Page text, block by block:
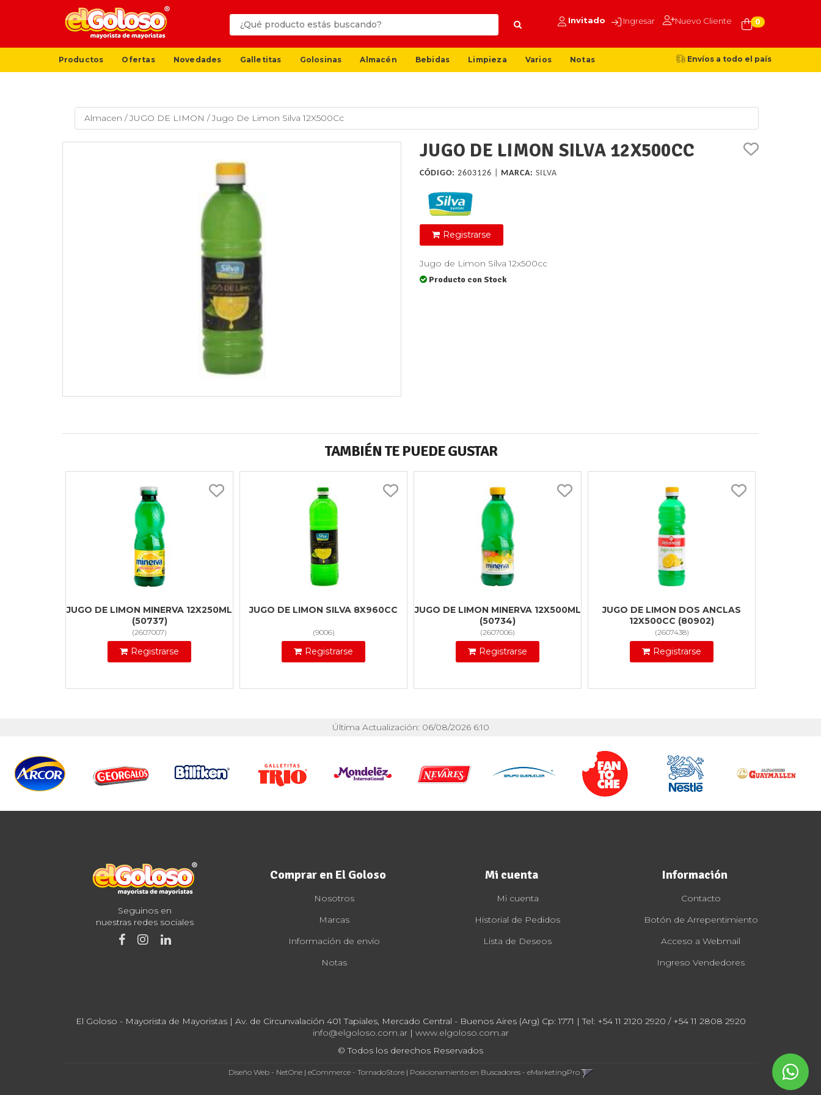
Invitado Ingresar Nuevo Cliente 0
Productos Ofertas Novedades Galletitas Golosinas Almacén Bebidas Limpieza Varios Notas Envíos a todo el país
Almacen /JUGO DE LIMON / Jugo De Limon Silva 12X500Cc
JUGO DE LIMON SILVA 12X500CC
CÓDIGO: 2603126 | MARCA: SILVA
Registrarse
Jugo de Limon Silva 12x500cc
Producto con Stock
TAMBIÉN TE PUEDE GUSTAR
JUGO DE LIMON MINERVA 12X250ML
(50737)
(2607007)
Registrarse
JUGO DE LIMON SILVA 8X960CC
(9006)
Registrarse
JUGO DE LIMON MINERVA 12X500ML
(50734)
(2607006)
Registrarse
JUGO DE LIMON DOS ANCLAS
12X500CC (80902)
(2607438)
Registrarse
Última Actualización: 06/08/2026 6:10
Seguinos en
nuestras redes sociales
Comprar en El Goloso
Nosotros
Marcas
Información de envío
Notas
Mi cuenta
Mi cuenta
Historial de Pedidos
Lista de Deseos
Información
Contacto
Botón de Arrepentimiento
Acceso a Webmail
Ingreso Vendedores
El Goloso - Mayorista de Mayoristas | Av. de Circunvalación 401 Tapiales, Mercado Central - Buenos Aires (Arg) Cp: 1771 | Tel: +54 11 2120 2920 / +54 11 2808 2920
info@elgoloso.com.ar| www.elgoloso.com.ar
© Todos los derechos Reservados
Diseño Web - NetOne| eCommerce - TornadoStore| Posicionamiento en Buscadores - eMarketingPro